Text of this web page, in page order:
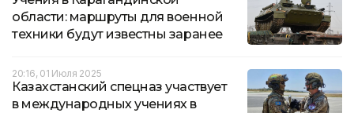
области: маршруты для военной
техники будут известны заранее
20:16, 01 Июля 2025
Казахстанский спецназ участвует
в международных учениях в